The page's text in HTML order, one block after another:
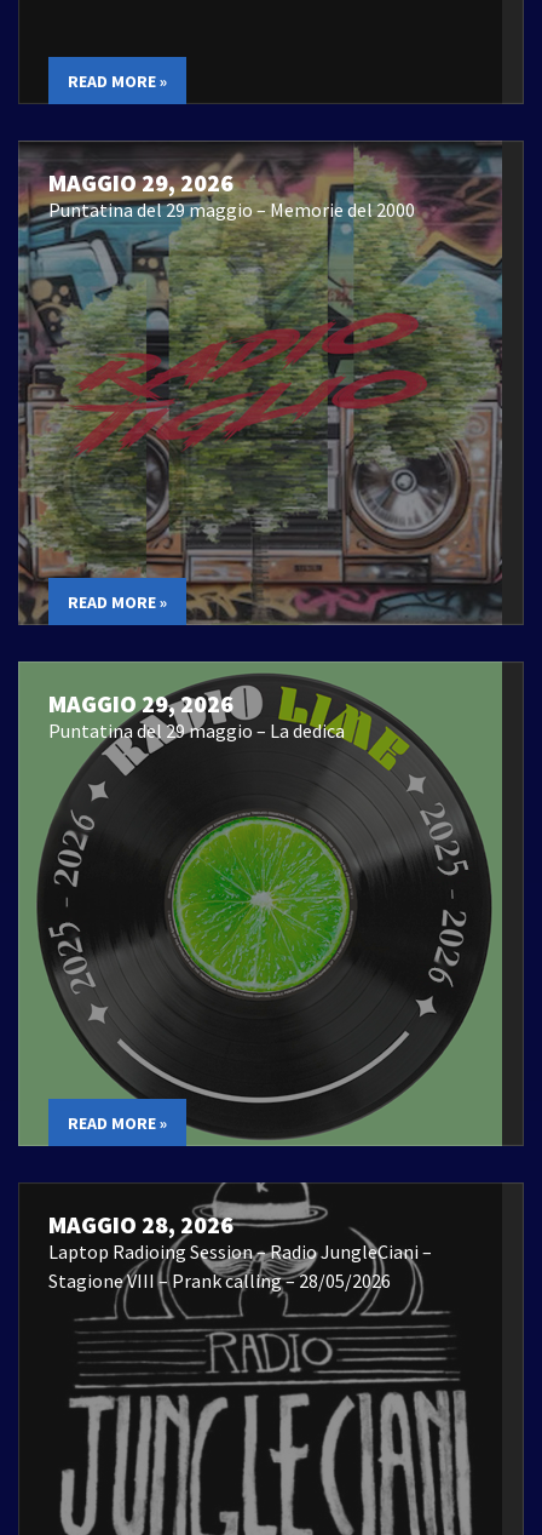
READ MORE »
MAGGIO 29, 2026
Puntatina del 29 maggio – Memorie del 2000
READ MORE »
MAGGIO 29, 2026
Puntatina del 29 maggio – La dedica
READ MORE »
MAGGIO 28, 2026
Laptop Radioing Session – Radio JungleCiani –
Stagione VIII – Prank calling – 28/05/2026